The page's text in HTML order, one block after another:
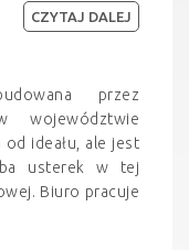
przez
województwie
od ideału, ale jest
usterek w tej
Biuro pracuje
CZYTAJ DALEJ